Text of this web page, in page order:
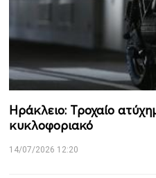
Ηράκλειο: Τροχαίο
κυκλοφοριακό
14/07/2026 12:20